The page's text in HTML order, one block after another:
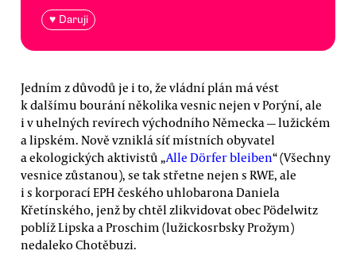
♥ Daruji
Jedním z důvodů je i to, že vládní plán má vést
k dalšímu bourání několika vesnic nejen v Porýní, ale
i v uhelných revírech východního Německa — lužickém
a lipském. Nově vzniklá síť místních obyvatel
a ekologických aktivistů „Alle Dörfer bleiben“ (Všechny
vesnice zůstanou), se tak střetne nejen s RWE, ale
i s korporací EPH českého uhlobarona Daniela
Křetínského, jenž by chtěl zlikvidovat obec Pödelwitz
poblíž Lipska a Proschim (lužickosrbsky Prožym)
nedaleko Chotěbuzi.